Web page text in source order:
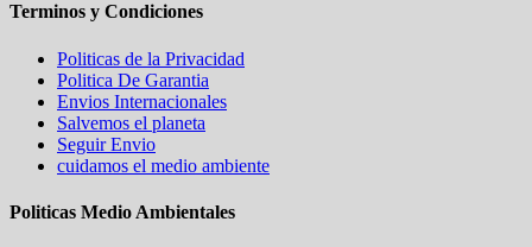
Terminos y Condiciones
Politicas de la Privacidad
Politica De Garantia
Envios Internacionales
Salvemos el planeta
Seguir Envio
cuidamos el medio ambiente
Politicas Medio Ambientales